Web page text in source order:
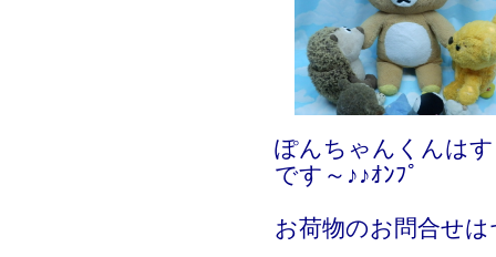
ぽんちゃんくんは
です～♪♪ｵﾝﾌﾟ
お荷物のお問合せ